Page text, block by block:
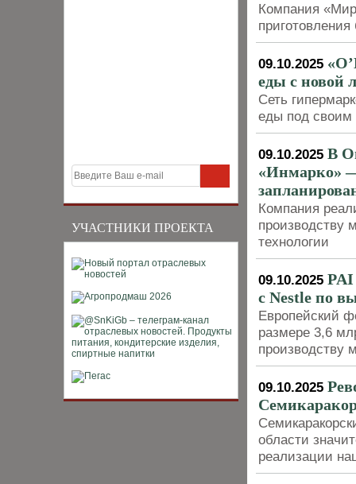
УЧАСТНИКИ ПРОЕКТА
Компания
09.10.2025
еды с
Сеть
еды под
09.10.2025 В
«Инмарко»
Компания
производству
технологии
09.10.2025
с Nestle по
Европейский
размере 3,6
производству
09.10.2025
области
реализации